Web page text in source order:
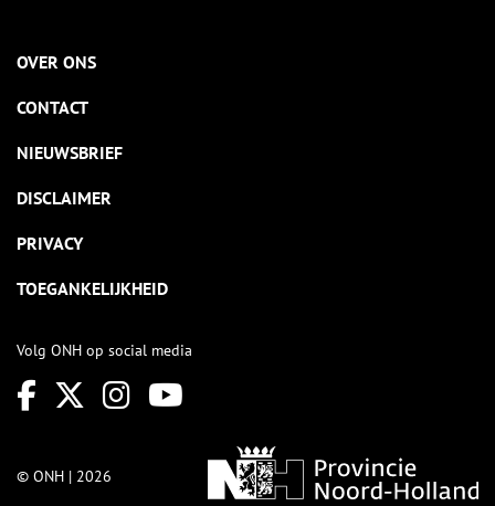
OVER ONS
CONTACT
NIEUWSBRIEF
DISCLAIMER
PRIVACY
TOEGANKELIJKHEID
Volg ONH op social media
© ONH | 2026